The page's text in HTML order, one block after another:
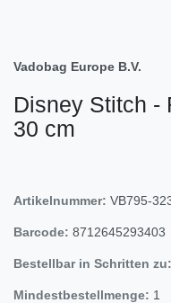
Vadobag Europe B.V.
Disney Stitch -
30 cm
Artikelnummer: VB795-
Barcode: 8712645293403
Bestellbar in Schritten zu:
Mindestbestellmenge: 1